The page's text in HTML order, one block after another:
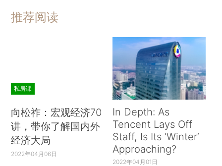
推荐阅读
私房课
向松祚：宏观经济70
讲，带你了解国内外
经济大局
2022年04月06日
In Depth: As
Tencent Lays Off
Staff, Is Its ‘Winter’
Approaching?
2022年04月01日